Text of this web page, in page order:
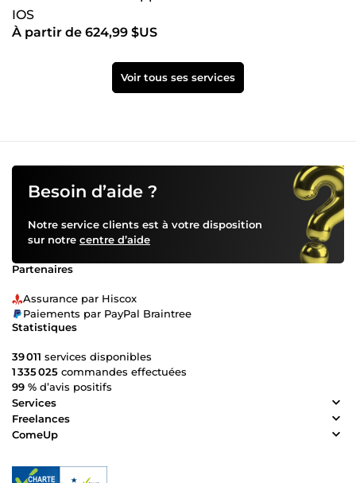
IOS
À partir de 624,99 $US
Voir tous ses services
Besoin d’aide ?
Notre service clients est à votre disposition
sur notre centre d’aide
Partenaires
Assurance par Hiscox
Paiements par PayPal Braintree
Statistiques
39 011 services disponibles
1 335 025 commandes effectuées
99 % d’avis positifs
Services
Freelances
ComeUp